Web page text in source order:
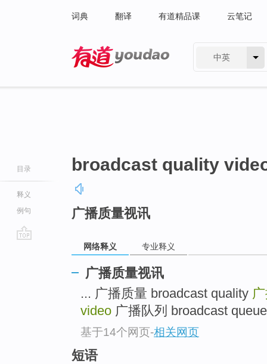
词典 翻译 有道精品课 云笔记
中英
目录
释义
例句
broadcast quality
广播质量视讯
网络释义 专业释义
广播质量视讯
... 广播质量 broadcast quality
video 广播队列 broadcast
基于14个网页-相关网页
短语